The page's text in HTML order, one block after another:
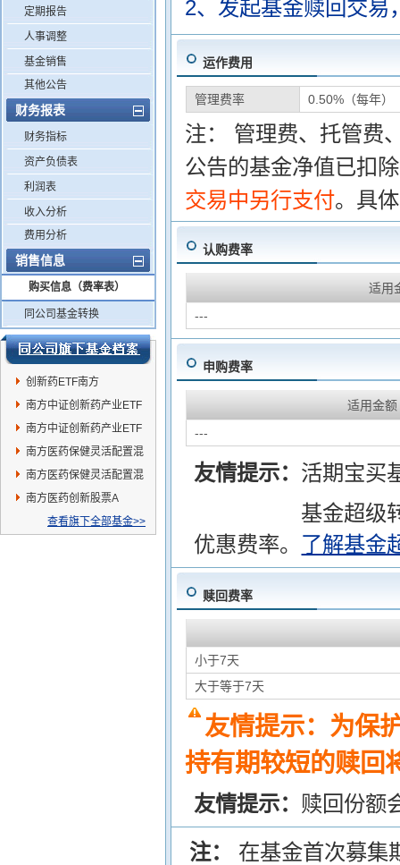
定期报告
人事调整
基金销售
其他公告
财务报表
财务指标
资产负债表
利润表
收入分析
费用分析
销售信息
购买信息（费率表）
同公司基金转换
创新药ETF南方
南方中证创新药产业ETF
发起联接C
南方中证创新药产业ETF
发起联接A
南方医药保健灵活配置混
合A
南方医药保健灵活配置混
合C
南方医药创新股票A
查看旗下全部基金>>
2、发起基金赎回交易
运作费用
管理费率 0.50%（每年）
注： 管理费、托管费
公告的基金净值已扣
交易中另行支付。具
认购费率
适用
---
申购费率
适用金额
---
友情提示： 活期宝买
基金超级
优惠费率。 了解基金
赎回费率
小于7天
大于等于7天
友情提示：为保
持有期较短的赎回
友情提示： 赎回份额
注： 在基金首次募集